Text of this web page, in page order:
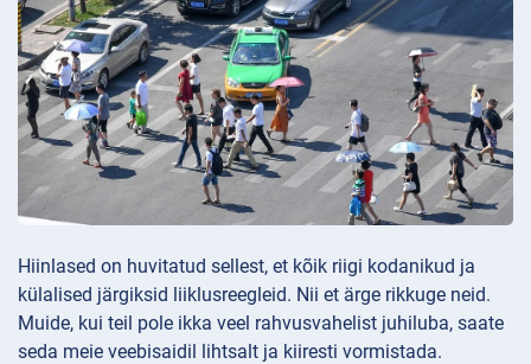
Hiinlased on huvitatud sellest, et kõik riigi kodanikud ja
külalised järgiksid liiklusreegleid. Nii et ärge rikkuge neid.
Muide, kui teil pole ikka veel rahvusvahelist juhiluba, saate
seda meie veebisaidil lihtsalt ja kiiresti vormistada.